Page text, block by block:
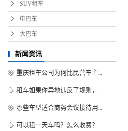
SUV租车
中巴车
大巴车
新闻资讯
重庆租车公司为何比民营车主...
租车如果你异地违反了规则，...
哪些车型适合商务会议接待用...
可以租一天车吗？怎么收费？